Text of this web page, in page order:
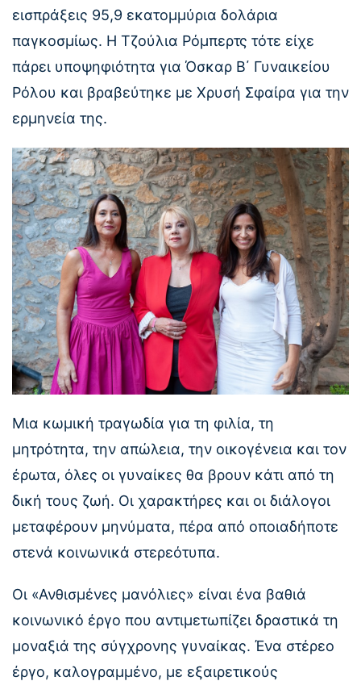
εισπράξεις 95,9 εκατομμύρια δολάρια
παγκοσμίως. Η Τζούλια Ρόμπερτς τότε είχε
πάρει υποψηφιότητα για Όσκαρ Β΄ Γυναικείου
Ρόλου και βραβεύτηκε με Χρυσή Σφαίρα για την
ερμηνεία της.
Μια κωμική τραγωδία για τη φιλία, τη
μητρότητα, την απώλεια, την οικογένεια και τον
έρωτα, όλες οι γυναίκες θα βρουν κάτι από τη
δική τους ζωή. Οι χαρακτήρες και οι διάλογοι
μεταφέρουν μηνύματα, πέρα από οποιαδήποτε
στενά κοινωνικά στερεότυπα.
Οι «Ανθισμένες μανόλιες» είναι ένα βαθιά
κοινωνικό έργο που αντιμετωπίζει δραστικά τη
μοναξιά της σύγχρονης γυναίκας. Ένα στέρεο
έργο, καλογραμμένο, με εξαιρετικούς